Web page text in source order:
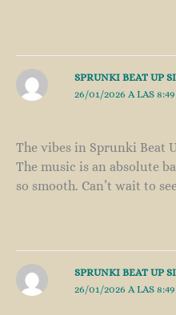
SPRUNKI BEAT UP
26/01/2026 A LAS
The vibes in Sprunki Beat
The music is an absolute
so smooth. Can’t wait to
SPRUNKI BEAT UP
26/01/2026 A LAS